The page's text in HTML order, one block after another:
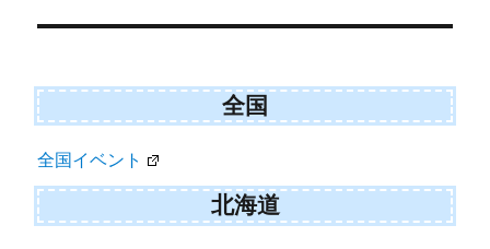
navigation
全国
全国イベント
北海道